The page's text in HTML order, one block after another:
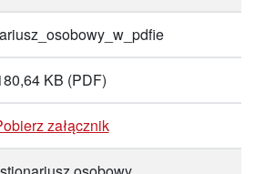
KB (PDF)
załącznik